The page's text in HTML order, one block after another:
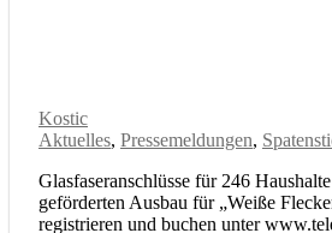
Kostic
Aktuelles, Pressemeldungen,
Glasfaseranschlüsse für 246
geförderten Ausbau für „Weiße
registrieren und buchen unter